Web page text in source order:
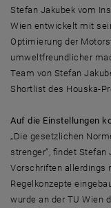
Stefan Jakubek vom
Wien entwickelt mit
Optimierung der
umweltfreundlicher
Team von Stefan
Shortlist des Houska-
Auf die Einstellungen
„Die gesetzlichen
strenger“, findet Stefan
Vorschriften allerdings
Regelkonzepte
wurde an der TU Wien